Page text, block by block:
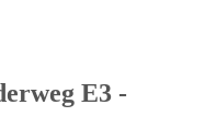
E3 -